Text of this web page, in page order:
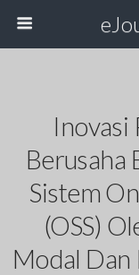
Inovasi
Berusaha
Sistem
(OSS)
Modal Dan